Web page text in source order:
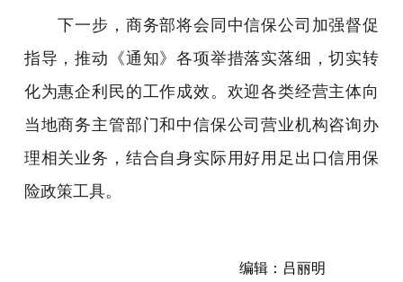
下一步，商务部将会同中信保公司加强督促
指导，推动《通知》各项举措落实落细，切实转
化为惠企利民的工作成效。欢迎各类经营主体向
当地商务主管部门和中信保公司营业机构咨询办
理相关业务，结合自身实际用好用足出口信用保
险政策工具。
编辑：吕丽明